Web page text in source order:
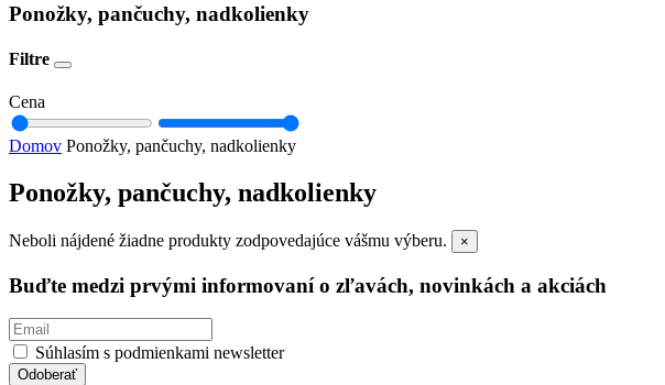
Ponožky, pančuchy, nadkolienky
Filtre
Cena
Domov Ponožky, pančuchy, nadkolienky
Ponožky, pančuchy, nadkolienky
Neboli nájdené žiadne produkty zodpovedajúce vášmu výberu. ×
Buďte medzi prvými informovaní o zľavách, novinkách a akciách
Súhlasím s podmienkami newsletter
Odoberať